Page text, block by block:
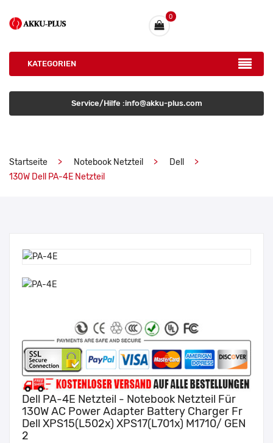
0
KATEGORIEN
Service/Hilfe :info@akku-plus.com
Startseite Notebook Netzteil
Dell
130W Dell PA-4E Netzteil
Dell PA-4E Netzteil - Notebook Netzteil Für
130W AC Power Adapter Battery Charger Fr
Dell XPS15(L502x) XPS17(L701x) M1710/ GEN
2